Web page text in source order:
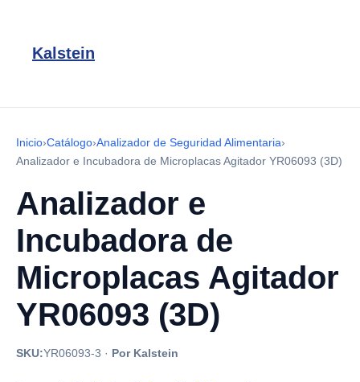
Kalstein
Inicio›Catálogo›Analizador de Seguridad Alimentaria›
Analizador e Incubadora de Microplacas Agitador YR06093 (3D)
Analizador e
Incubadora de
Microplacas Agitador
YR06093 (3D)
SKU:YR06093-3 · Por Kalstein